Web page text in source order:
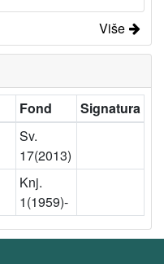
Više
Fond
Signatura
Sv.
17(2013)
Knj.
1(1959)-